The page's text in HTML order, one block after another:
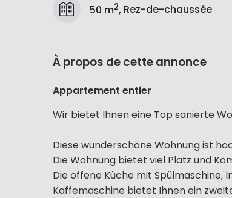
50 m2, Rez-de-chaussée
À propos de cette annonce
Appartement entier
Wir bietet Ihnen eine Top sanierte
Diese wunderschöne Wohnung ist
Die Wohnung bietet viel Platz und
Die offene Küche mit Spülmaschine,
Kaffemaschine bietet Ihnen ein